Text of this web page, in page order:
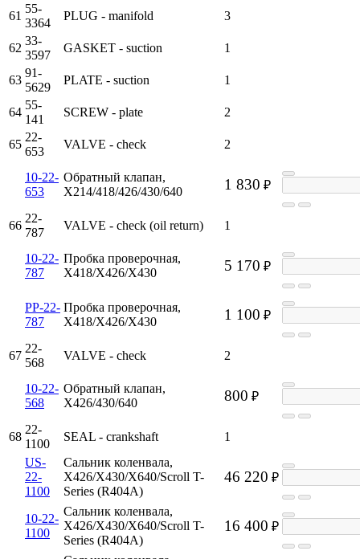
61
55-
3364
PLUG - manifold 3
62
33-
3597
GASKET - suction 1
63
91-
5629
PLATE - suction 1
64
55-
141
SCREW - plate 2
65
22-
653
VALVE - check 2
10-22-
653
Обратный клапан,
X214/418/426/430/640
1 830 ₽
66
22-
787
VALVE - check (oil return) 1
10-22-
787
Пробка проверочная,
X418/X426/X430
5 170 ₽
PP-22-
787
Пробка проверочная,
X418/X426/X430
1 100 ₽
67
22-
568
VALVE - check 2
10-22-
568
Обратный клапан,
X426/430/640
800 ₽
68
22-
1100
SEAL - crankshaft
1
US-
22-
1100
Сальник коленвала,
X426/X430/X640/Scroll T-
Series (R404A)
46 220 ₽
10-22-
1100
Сальник коленвала,
X426/X430/X640/Scroll T-
Series (R404A)
16 400 ₽